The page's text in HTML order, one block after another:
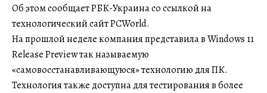
Об этом сообщает РБК-Украина со ссылкой на
технологический сайт PCWorld.
На прошлой неделе компания представила в Windows 11
Release Preview так называемую
«самовосстанавливающуюся» технологию для ПК.
Технология также доступна для тестирования в более